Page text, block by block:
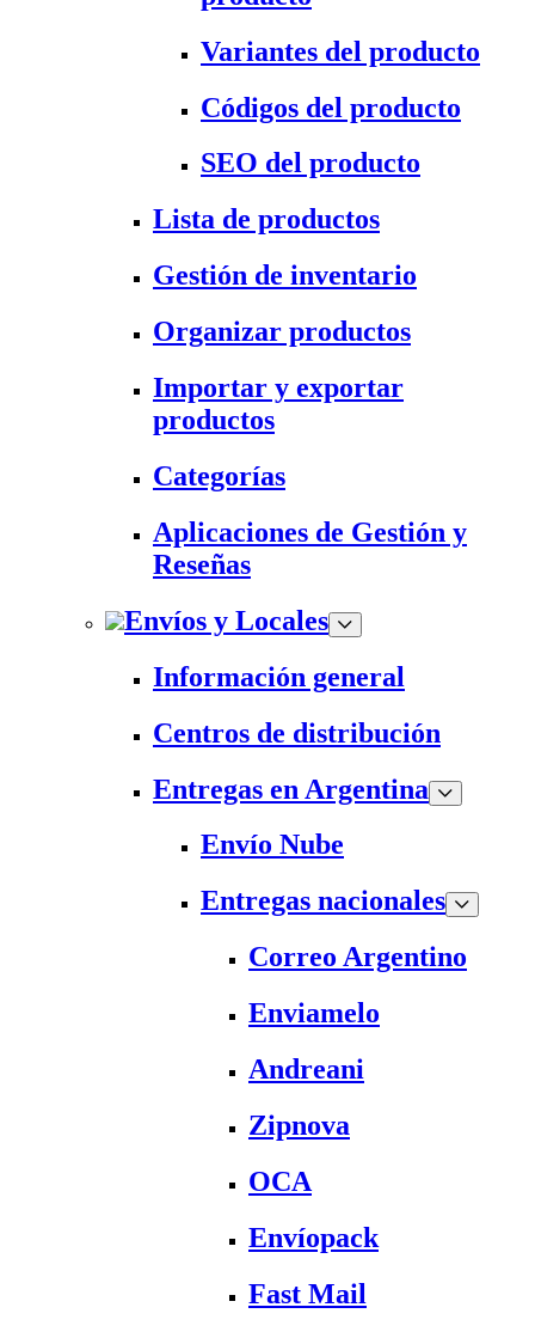
Variantes del producto
Códigos del producto
SEO del producto
Lista de productos
Gestión de inventario
Organizar productos
Importar y exportar
productos
Categorías
Aplicaciones de Gestión y
Reseñas
Envíos y Locales
Información general
Centros de distribución
Entregas en Argentina
Envío Nube
Entregas nacionales
Correo Argentino
Enviamelo
Andreani
Zipnova
OCA
Envíopack
Fast Mail